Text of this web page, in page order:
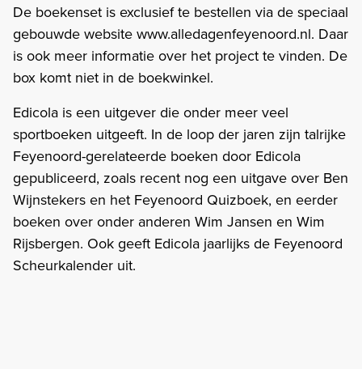
De boekenset is exclusief te bestellen via de speciaal
gebouwde website www.alledagenfeyenoord.nl. Daar
is ook meer informatie over het project te vinden. De
box komt niet in de boekwinkel.
Edicola is een uitgever die onder meer veel
sportboeken uitgeeft. In de loop der jaren zijn talrijke
Feyenoord-gerelateerde boeken door Edicola
gepubliceerd, zoals recent nog een uitgave over Ben
Wijnstekers en het Feyenoord Quizboek, en eerder
boeken over onder anderen Wim Jansen en Wim
Rijsbergen. Ook geeft Edicola jaarlijks de Feyenoord
Scheurkalender uit.